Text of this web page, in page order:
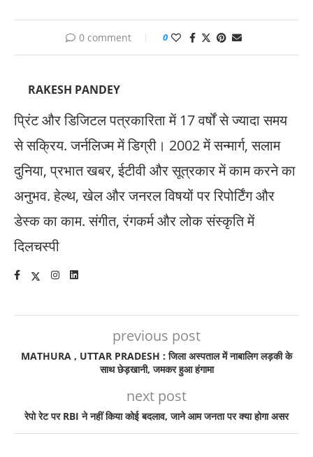
0 comment 0
RAKESH PANDEY
प्रिंट और डिजिटल पत्रकारिता में 17 वर्षों से ज्यादा समय
से सक्रिय. जर्नलिज्म में डिग्री। 2002 में सन्मार्ग, सलाम
दुनिया, प्रभात खबर, ईटीवी और सूत्रकार में काम करने का
अनुभव. हेल्थ, खेल और जनरल विषयों पर रिपोर्टिंग और
डेस्क का काम. संगीत, रंगकर्म और लोक संस्कृति में
दिलचस्पी
previous post
MATHURA , UTTAR PRADESH : जिला अस्पताल में नाबालिग लड़की के
साथ छेड़खानी, जमकर हुआ हंगामा
next post
रेपो रेट पर RBI ने नहीं किया कोई बदलाव, जाने आम जनता पर क्या होगा असर